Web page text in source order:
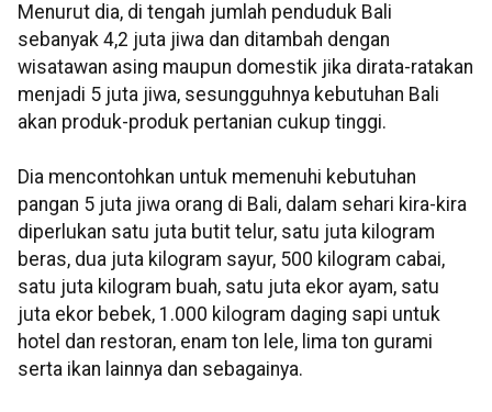
Menurut dia, di tengah jumlah penduduk Bali
sebanyak 4,2 juta jiwa dan ditambah dengan
wisatawan asing maupun domestik jika dirata-ratakan
menjadi 5 juta jiwa, sesungguhnya kebutuhan Bali
akan produk-produk pertanian cukup tinggi.
Dia mencontohkan untuk memenuhi kebutuhan
pangan 5 juta jiwa orang di Bali, dalam sehari kira-kira
diperlukan satu juta butit telur, satu juta kilogram
beras, dua juta kilogram sayur, 500 kilogram cabai,
satu juta kilogram buah, satu juta ekor ayam, satu
juta ekor bebek, 1.000 kilogram daging sapi untuk
hotel dan restoran, enam ton lele, lima ton gurami
serta ikan lainnya dan sebagainya.